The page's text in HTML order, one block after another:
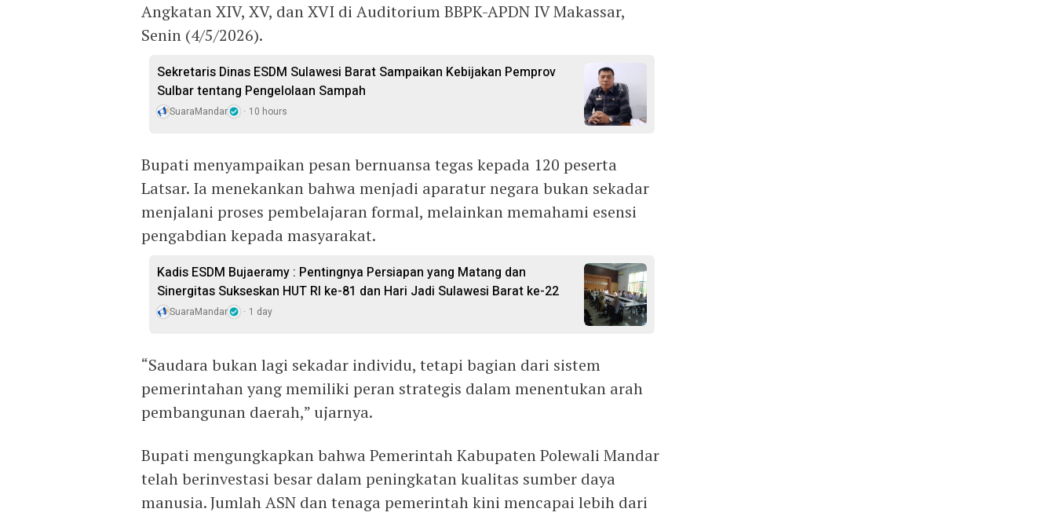
Angkatan XIV, XV, dan XVI di Auditorium BBPK-APDN IV Makassar,
Senin (4/5/2026).
Sekretaris Dinas ESDM Sulawesi Barat Sampaikan Kebijakan Pemprov
Sulbar tentang Pengelolaan Sampah
SuaraMandar 10 hours
Bupati menyampaikan pesan bernuansa tegas kepada 120 peserta
Latsar. Ia menekankan bahwa menjadi aparatur negara bukan sekadar
menjalani proses pembelajaran formal, melainkan memahami esensi
pengabdian kepada masyarakat.
Kadis ESDM Bujaeramy : Pentingnya Persiapan yang Matang dan
Sinergitas Sukseskan HUT RI ke-81 dan Hari Jadi Sulawesi Barat ke-22
SuaraMandar 1 day
“Saudara bukan lagi sekadar individu, tetapi bagian dari sistem
pemerintahan yang memiliki peran strategis dalam menentukan arah
pembangunan daerah,” ujarnya.
Bupati mengungkapkan bahwa Pemerintah Kabupaten Polewali Mandar
telah berinvestasi besar dalam peningkatan kualitas sumber daya
manusia. Jumlah ASN dan tenaga pemerintah kini mencapai lebih dari